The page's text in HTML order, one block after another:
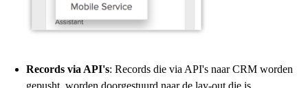
Records via API's: Records die via API's naar CRM worden
gepusht, worden doorgestuurd naar de lay-out die is